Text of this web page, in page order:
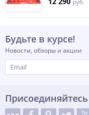
руб.
Будьте в курсе!
Новости, обзоры и акции
Присоединяйтесь